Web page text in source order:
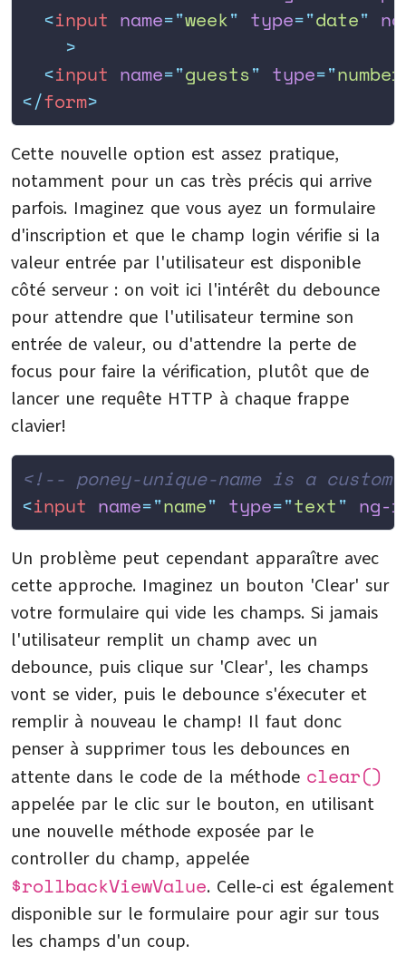
  <
input name="week" type="date"
    >
  <
input name="guests" type="number
</form>
Cette nouvelle option est assez pratique,
notamment pour un cas très précis qui arrive
parfois. Imaginez que vous ayez un formulaire
d'inscription et que le champ login vérifie si la
valeur entrée par l'utilisateur est disponible
côté serveur : on voit ici l'intérêt du debounce
pour attendre que l'utilisateur termine son
entrée de valeur, ou d'attendre la perte de
focus pour faire la vérification, plutôt que de
lancer une requête HTTP à chaque frappe
clavier!
<!-- poney-unique-name is a
<input name="name" type="text" ng-
Un problème peut cependant apparaître avec
cette approche. Imaginez un bouton 'Clear' sur
votre formulaire qui vide les champs. Si jamais
l'utilisateur remplit un champ avec un
debounce, puis clique sur 'Clear', les champs
vont se vider, puis le debounce s'éxecuter et
remplir à nouveau le champ! Il faut donc
penser à supprimer tous les debounces en
attente dans le code de la méthode clear()
appelée par le clic sur le bouton, en utilisant
une nouvelle méthode exposée par le
controller du champ, appelée
$rollbackViewValue. Celle-ci est également
disponible sur le formulaire pour agir sur tous
les champs d'un coup.